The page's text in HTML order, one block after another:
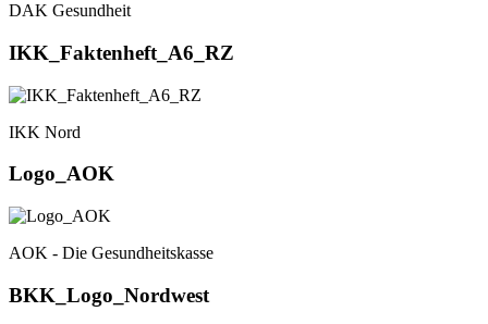
DAK Gesundheit
IKK_Faktenheft_A6_RZ
IKK Nord
Logo_AOK
AOK - Die Gesundheitskasse
BKK_Logo_Nordwest